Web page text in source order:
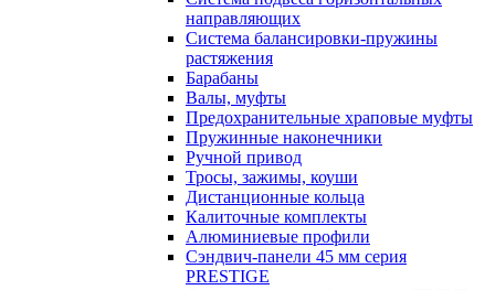
направляющих
Система балансировки-пружины
растяжения
Барабаны
Валы, муфты
Предохранительные храповые муфты
Пружинные наконечники
Ручной привод
Тросы, зажимы, коуши
Дистанционные кольца
Калиточные комплекты
Алюминиевые профили
Сэндвич-панели 45 мм серия
PRESTIGE